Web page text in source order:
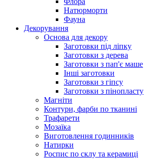
Натюрморти
Фауна
Декорування
Основа для декору
Заготовки під ліпку
Заготовки з дерева
Заготовки з пап'є маше
Інші заготовки
Заготовки з гіпсу
Заготовки з пінопласту
Магніти
Контури, фарби по тканині
Трафарети
Мозаїка
Виготовлення годинників
Натирки
Роспис по склу та керамиці